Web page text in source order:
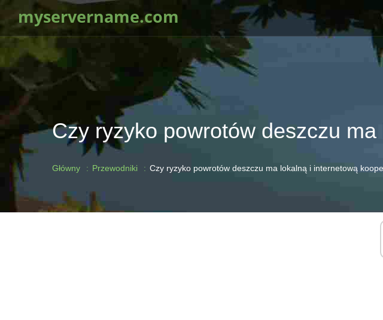
myservername.com
Czy ryzyko powrotów deszczu
Główny Przewodniki Czy ryzyko powrotów deszczu ma lokalną i internetową